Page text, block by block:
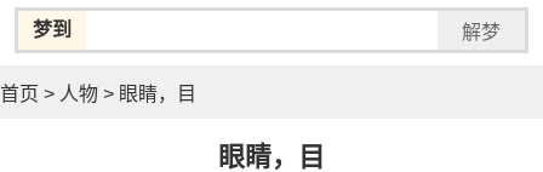
梦到 解梦
首页 > 人物 > 眼睛，目
眼睛，目